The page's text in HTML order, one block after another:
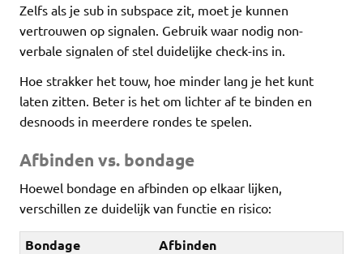
Zelfs als je sub in subspace zit, moet je kunnen
vertrouwen op signalen. Gebruik waar nodig non-
verbale signalen of stel duidelijke check-ins in.
Hoe strakker het touw, hoe minder lang je het kunt
laten zitten. Beter is het om lichter af te binden en
desnoods in meerdere rondes te spelen.
Afbinden vs. bondage
Hoewel bondage en afbinden op elkaar lijken,
verschillen ze duidelijk van functie en risico:
Bondage Afbinden